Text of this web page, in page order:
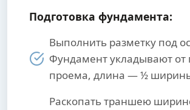
Подготовка фундамента:
Выполнить разметку под
Фундамент укладывают от
проема, длина — ½
Раскопать траншею